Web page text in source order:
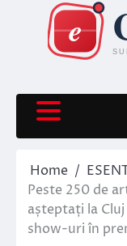
content
Home
Peste 250 de
așteptați la
show-uri în